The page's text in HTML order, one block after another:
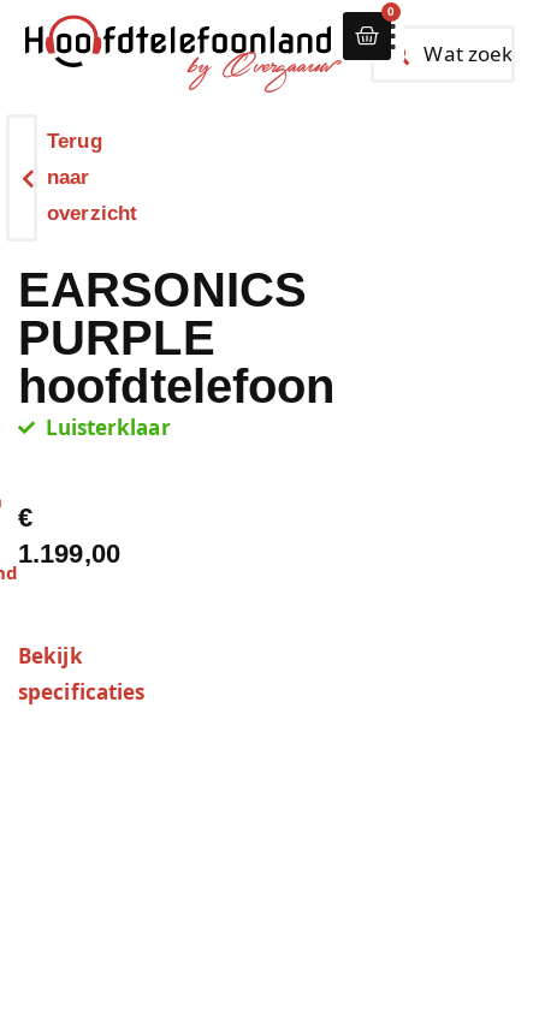
0
Terug
naar
overzicht
EARSONICS
PURPLE
hoofdtelefoon
Luisterklaar
€
1.199,00
Bekijk
specificaties